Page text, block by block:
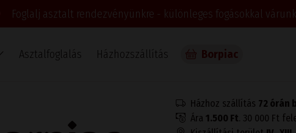
Foglalj asztalt rendezvényünkre - különleges fogásokkal
Asztalfoglalás Házhozszállítás Borpiac
Házhoz szállítás 72 órán
Ára 1.500 Ft. 30 000 Ft